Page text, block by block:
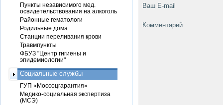
Ваш E-mail
Комментарий
Пункты независимого мед.
освидетельствования на алкоголь
Районные гематологи
Родильные дома
Станции переливания крови
Травмпункты
ФБУЗ "Центр гигиены и
эпидемиологии"
Социальные службы
ГУП «Моссоцгарантия»
Медико-социальная экспертиза
(МСЭ)